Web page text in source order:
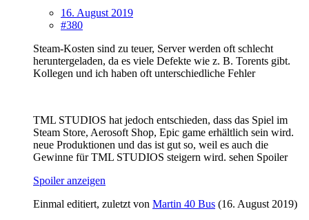
16. August 2019
#380
Steam-Kosten sind zu teuer, Server werden oft schlecht
heruntergeladen, da es viele Defekte wie z. B. Torents gibt.
Kollegen und ich haben oft unterschiedliche Fehler
TML STUDIOS hat jedoch entschieden, dass das Spiel im
Steam Store, Aerosoft Shop, Epic game erhältlich sein wird.
neue Produktionen und das ist gut so, weil es auch die
Gewinne für TML STUDIOS steigern wird. sehen Spoiler
Spoiler anzeigen
Einmal editiert, zuletzt von Martin 40 Bus (16. August 2019)